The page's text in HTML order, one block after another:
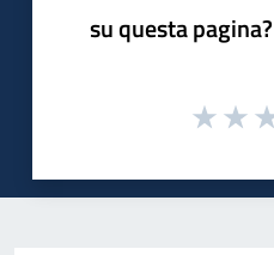
su questa pagina?